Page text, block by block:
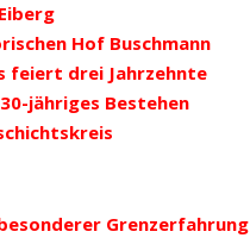
Hof Buschmann
feiert drei Jahrzehnte
jähriges Bestehen
Grenzerfahrung